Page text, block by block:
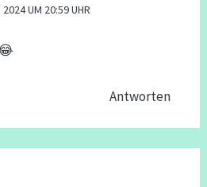
2024 UM 20:59 UHR
Antworten